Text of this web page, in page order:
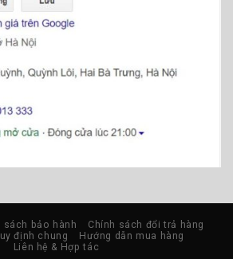
sách bảo hành
Chính sách đổi trả hàng
định chung
Hướng dẫn mua hàng
Liên hệ & Hợp tác